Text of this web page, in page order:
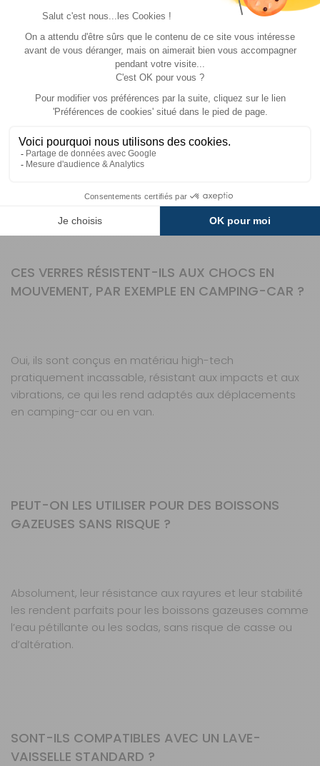
Koziol, marque allemande reconnue pour ses produits
innovants et durables, allie design fonctionnel et
matériaux de haute qualité. Spécialisée dans les
accessoires du quotidien, la marque mise sur des
solutions pratiques, résistantes et écologiques,
parfaites pour les voyageurs et les amateurs de plein
exigences des utilisateurs les plus exigeants, comme
les camping-caristes et caravaniers.
QUESTIONS FRÉQUENTES SUR CE PRODUIT
CES VERRES RÉSISTENT-ILS AUX CHOCS EN
MOUVEMENT, PAR EXEMPLE EN CAMPING-CAR ?
Oui, ils sont conçus en matériau high-tech
pratiquement incassable, résistant aux impacts et aux
vibrations, ce qui les rend adaptés aux déplacements
en camping-car ou en van.
PEUT-ON LES UTILISER POUR DES BOISSONS
GAZEUSES SANS RISQUE ?
Absolument, leur résistance aux rayures et leur stabilité
les rendent parfaits pour les boissons gazeuses comme
l’eau pétillante ou les sodas, sans risque de casse ou
d’altération.
SONT-ILS COMPATIBLES AVEC UN LAVE-
VAISSELLE STANDARD ?